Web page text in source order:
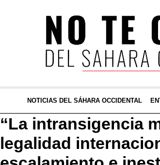
NOTICIAS DEL SÁHARA OCCIDENTAL
“La intransigencia
legalidad